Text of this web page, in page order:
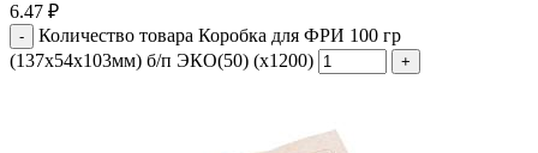
6.47 ₽
Количество товара Коробка для ФРИ 100 гр
(137х54х103мм) б/п ЭКО(50) (х1200)